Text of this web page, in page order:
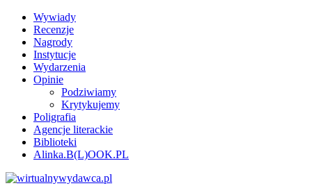
Wywiady
Recenzje
Nagrody
Instytucje
Wydarzenia
Opinie
Podziwiamy
Krytykujemy
Poligrafia
Agencje literackie
Biblioteki
Alinka.B(L)OOK.PL